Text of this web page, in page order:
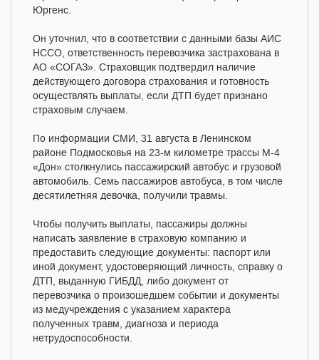
Юргенс.
Он уточнил, что в соответствии с данными базы АИС
НССО, ответственность перевозчика застрахована в
АО «СОГАЗ». Страховщик подтвердил наличие
действующего договора страхования и готовность
осуществлять выплаты, если ДТП будет признано
страховым случаем.
По информации СМИ, 31 августа в Ленинском
районе Подмосковья на 23-м километре трассы М-4
«Дон» столкнулись пассажирский автобус и грузовой
автомобиль. Семь пассажиров автобуса, в том числе
десятилетняя девочка, получили травмы.
Чтобы получить выплаты, пассажиры должны
написать заявление в страховую компанию и
предоставить следующие документы: паспорт или
иной документ, удостоверяющий личность, справку о
ДТП, выданную ГИБДД, либо документ от
перевозчика о произошедшем событии и документы
из медучреждения с указанием характера
полученных травм, диагноза и периода
нетрудоспособности.